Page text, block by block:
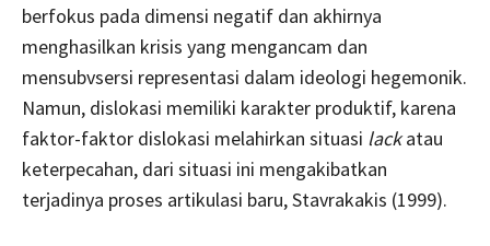
berfokus pada dimensi negatif dan akhirnya
menghasilkan krisis yang mengancam dan
mensubvsersi representasi dalam ideologi hegemonik.
Namun, dislokasi memiliki karakter produktif, karena
faktor-faktor dislokasi melahirkan situasi lackatau
keterpecahan, dari situasi ini mengakibatkan
terjadinya proses artikulasi baru, Stavrakakis (1999).